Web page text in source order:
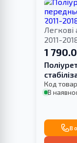
Легкові
2011-
1
Код
В
В